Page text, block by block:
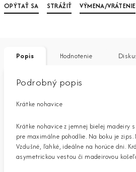
OPÝTAŤ SA STRÁŽIŤ VÝMENA/VRÁTENIE
Popis Hodnotenie
Podrobný popis
Krátke nohavice
Krátke nohavice z jemnej bielej madeiry
pre maximálne pohodlie. Na boku je
Vzdušné, ľahké, ideálne na horúce dni.
asymetrickou vestou či madeirovou